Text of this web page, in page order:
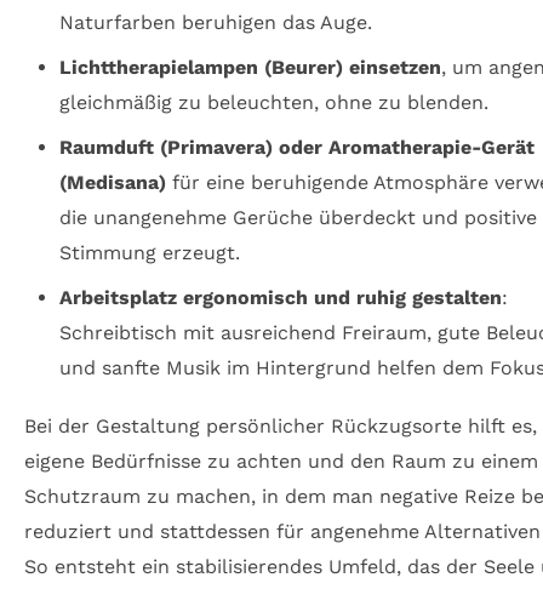
Naturfarben beruhigen das Auge.
Lichttherapielampen (Beurer) einsetzen, um
gleichmäßig zu beleuchten, ohne zu blenden.
Raumduft (Primavera) oder Aromatherapie-Gerät
(Medisana)für eine beruhigende Atmosphäre
die unangenehme Gerüche überdeckt und positive
Stimmung erzeugt.
Arbeitsplatz ergonomisch und ruhig gestalten:
Schreibtisch mit ausreichend Freiraum, gute
und sanfte Musik im Hintergrund helfen dem
Bei der Gestaltung persönlicher Rückzugsorte hilft es,
eigene Bedürfnisse zu achten und den Raum zu einem
Schutzraum zu machen, in dem man negative Reize
reduziert und stattdessen für angenehme
So entsteht ein stabilisierendes Umfeld, das der Seele